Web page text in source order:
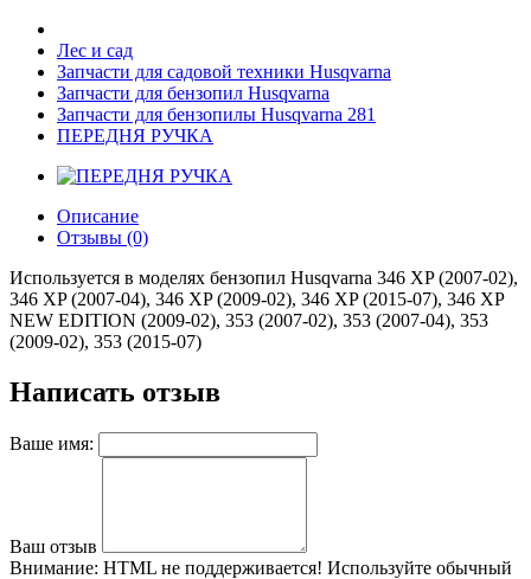
Лес и сад
Запчасти для садовой техники Husqvarna
Запчасти для бензопил Husqvarna
Запчасти для бензопилы Husqvarna 281
ПЕРЕДНЯ РУЧКА
Описание
Отзывы (0)
Используется в моделях бензопил Husqvarna 346 XP (2007-02),
346 XP (2007-04), 346 XP (2009-02), 346 XP (2015-07), 346 XP
NEW EDITION (2009-02), 353 (2007-02), 353 (2007-04), 353
(2009-02), 353 (2015-07)
Написать отзыв
Ваше имя:
Ваш отзыв
Внимание: HTML не поддерживается! Используйте обычный